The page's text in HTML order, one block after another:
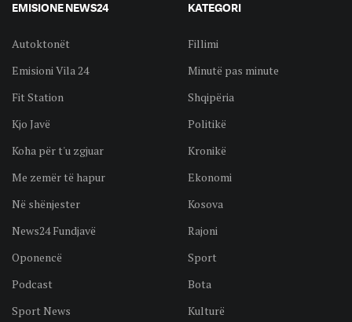
EMISIONE NEWS24
Autoktonët
Emisioni Vila 24
Fit Station
Kjo Javë
Koha për t'u zgjuar
Me zemër të hapur
Në shënjester
News24 Fundjavë
Oponencë
Podcast
Sport News
KATEGORI
Fillimi
Minutë pas minute
Shqipëria
Politikë
Kronikë
Ekonomi
Kosova
Rajoni
Sport
Bota
Kulturë